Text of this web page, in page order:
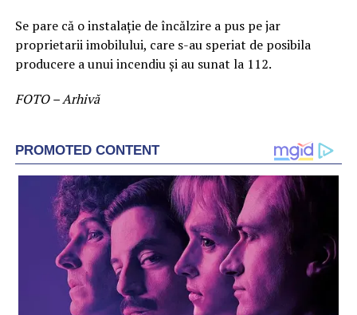
Se pare că o instalație de încălzire a pus pe jar
proprietarii imobilului, care s-au speriat de posibila
producere a unui incendiu și au sunat la 112.
FOTO – Arhivă